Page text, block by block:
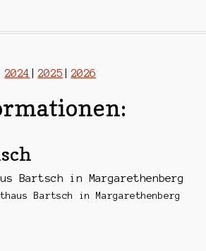
2024 2025 2026
Bartsch in Margarethenberg
Bartsch in Margarethenberg